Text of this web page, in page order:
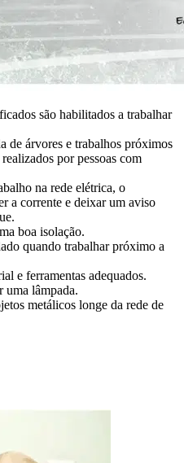
são habilitados a trabalhar
de árvores e trabalhos próximos
por pessoas com
na rede elétrica, o
a corrente e deixar um aviso
boa isolação.
quando trabalhar próximo a
e ferramentas adequados.
uma lâmpada.
metálicos longe da rede de